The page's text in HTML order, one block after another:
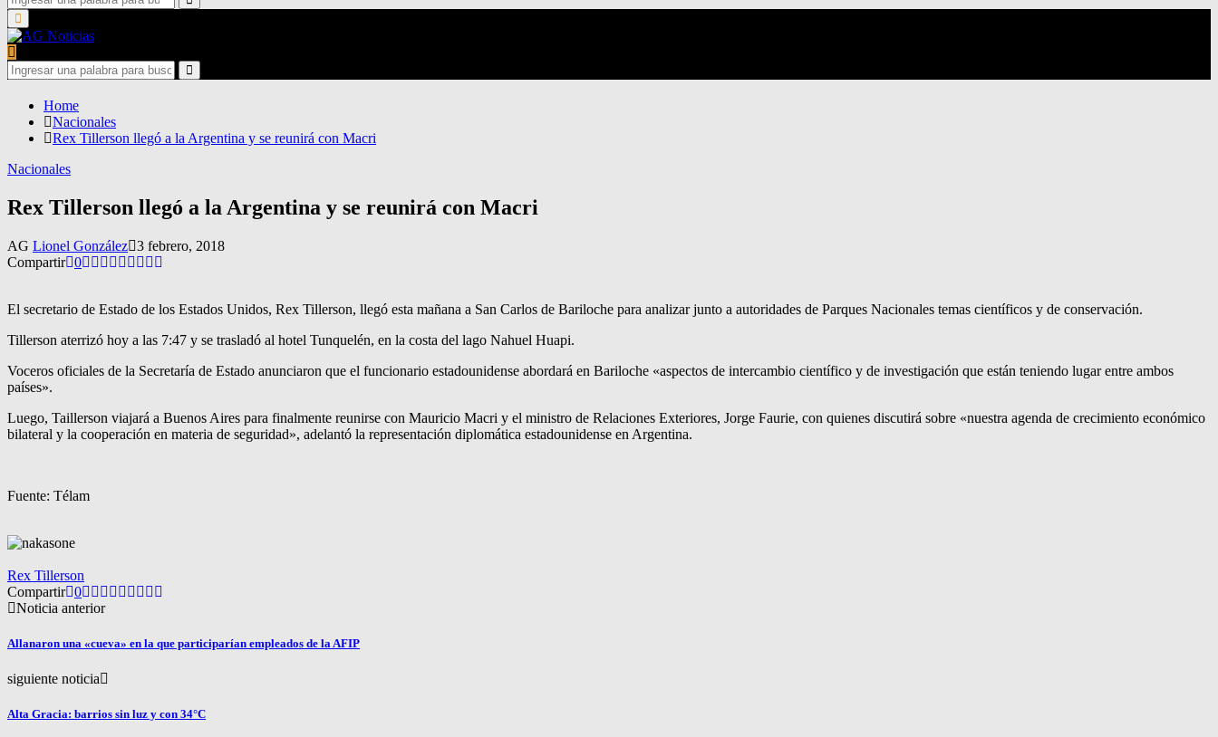
for:
Search
Primary
Menu
Search
for:
Search
Home
Nacionales
Rex Tillerson llegó a la Argentina y se reunirá con Macri
Nacionales
Rex Tillerson llegó a la Argentina y se reunirá con Macri
AG Lionel González 3 febrero, 2018
Compartir 0
El secretario de Estado de los Estados Unidos, Rex Tillerson, llegó esta mañana a San Carlos de Bariloche para analizar junto a autoridades de Parques Nacionales temas científicos y de conservación.
Tillerson aterrizó hoy a las 7:47 y se trasladó al hotel Tunquelén, en la costa del lago Nahuel Huapi.
Voceros oficiales de la Secretaría de Estado anunciaron que el funcionario estadounidense abordará en Bariloche «aspectos de intercambio científico y de investigación que están teniendo lugar entre ambos
países».
Luego, Taillerson viajará a Buenos Aires para finalmente reunirse con Mauricio Macri y el ministro de Relaciones Exteriores, Jorge Faurie, con quienes discutirá sobre «nuestra agenda de crecimiento económico
bilateral y la cooperación en materia de seguridad», adelantó la representación diplomática estadounidense en Argentina.
Fuente: Télam
Rex Tillerson
Compartir 0
Noticia anterior
Allanaron una «cueva» en la que participarían empleados de la AFIP
siguiente noticia
Alta Gracia: barrios sin luz y con 34°C